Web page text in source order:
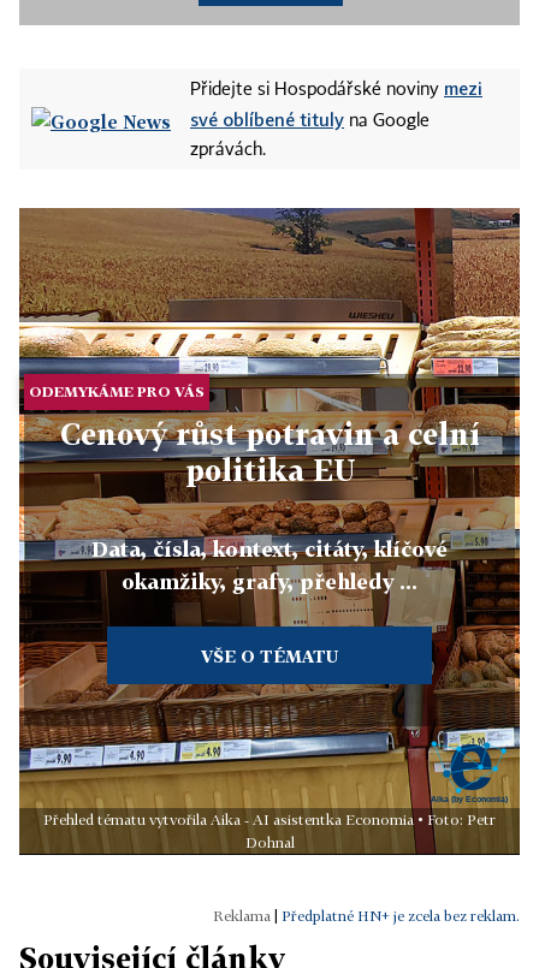
Přidejte si Hospodářské noviny mezi
své oblíbené tituly na Google
zprávách.
ODEMYKÁME PRO VÁS
Cenový růst potravin a celní
politika EU
Data, čísla, kontext, citáty, klíčové
okamžiky, grafy, přehledy ...
VŠE O TÉMATU
Přehled tématu vytvořila Aika - AI asistentka Economia • Foto: Petr
Dohnal
Předplatné HN+ je zcela bez reklam.
Související články